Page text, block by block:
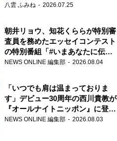
せん。
八雲 ふみね 2026.07.25
朝井リョウ、知花くららが特別審
査員を務めたエッセイコンテスト
の特別番組「#いまあなたに伝え
たいこと」
NEWS ONLINE 編集部 2026.08.04
「いつでも肩は温まっておりま
す」デビュー30周年の西川貴教が
『オールナイトニッポン』に登
場！
NEWS ONLINE 編集部 2026.08.03